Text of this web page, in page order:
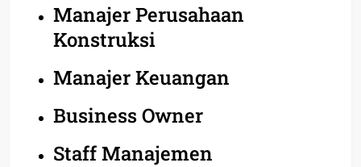
Manajer Perusahaan
Konstruksi
Manajer Keuangan
Business Owner
Staff Manajemen